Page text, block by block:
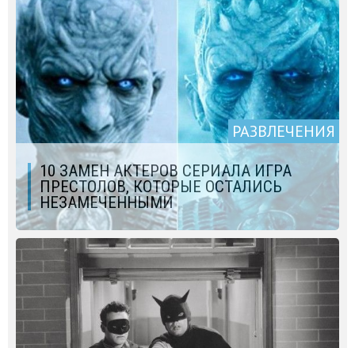
РАЗВЛЕЧЕНИЯ
10 ЗАМЕН АКТЕРОВ СЕРИАЛА ИГРА
ПРЕСТОЛОВ, КОТОРЫЕ ОСТАЛИСЬ
НЕЗАМЕЧЕННЫМИ